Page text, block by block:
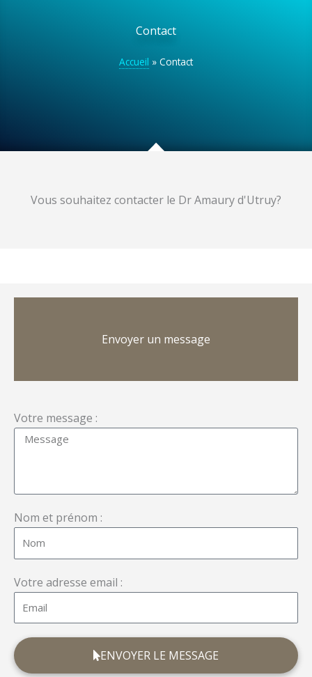
Contact
Accueil » Contact
Vous souhaitez contacter le Dr Amaury d'Utruy?
Envoyer un message
Votre message :
Nom et prénom :
Votre adresse email :
ENVOYER LE MESSAGE